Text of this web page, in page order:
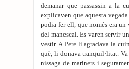
demanar que passassin a la
explicaven que aquesta
podia fer ell, que només era
del manescal. Es varen servir
vestir. A Pere li agradava la
què, li donava tranquil·litat.
nissaga de mariners i